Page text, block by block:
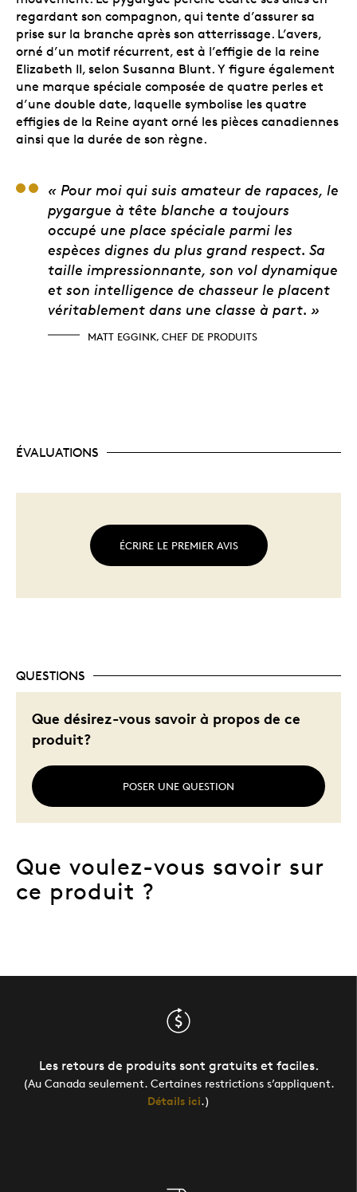
regardant son compagnon, qui tente d’assurer sa
prise sur la branche après son atterrissage. L’avers,
orné d’un motif récurrent, est à l’effigie de la reine
Elizabeth II, selon Susanna Blunt. Y figure également
une marque spéciale composée de quatre perles et
d’une double date, laquelle symbolise les quatre
effigies de la Reine ayant orné les pièces canadiennes
ainsi que la durée de son règne.
Matt Eggink, chef de
« Pour moi qui suis amateur de rapaces, le
pygargue à tête blanche a toujours
occupé une place spéciale parmi les
espèces dignes du plus grand respect. Sa
taille impressionnante, son vol dynamique
et son intelligence de chasseur le placent
véritablement dans une classe à part. »
MATT EGGINK, CHEF DE PRODUITS
ÉVALUATIONS
ÉCRIRE LE PREMIER AVIS
QUESTIONS
Que désirez-vous savoir à propos de ce
produit?
POSER UNE QUESTION
Que voulez-vous savoir sur
ce produit ?
Les retours de produits sont gratuits et faciles.
(Au Canada seulement. Certaines restrictions s’appliquent.
Détails ici.)